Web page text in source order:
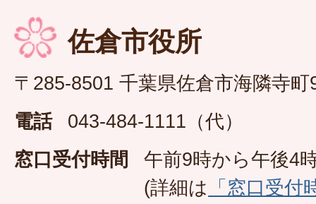
佐倉市役所
〒285-8501 千葉県佐倉市海隣寺町
電話
043-484-1111（代）
窓口受付時間
午前9時から午後4
(詳細は 「窓口受